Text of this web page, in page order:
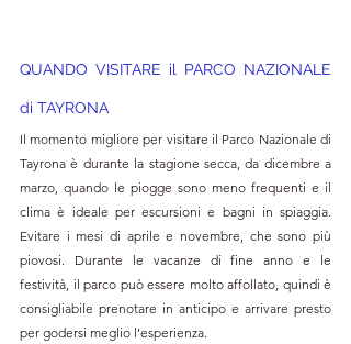
QUANDO VISITARE il PARCO NAZIONALE
di TAYRONA
Il momento migliore per visitare il Parco Nazionale di
Tayrona è durante la stagione secca, da dicembre a
marzo, quando le piogge sono meno frequenti e il
clima è ideale per escursioni e bagni in spiaggia.
Evitare i mesi di aprile e novembre, che sono più
piovosi. Durante le vacanze di fine anno e le
festività, il parco può essere molto affollato, quindi è
consigliabile prenotare in anticipo e arrivare presto
per godersi meglio l’esperienza.